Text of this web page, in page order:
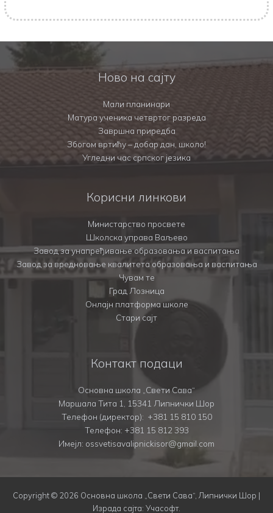
Ново на сајту
Мали планинари
Матура ученика четвртог разреда
Завршна приредба
Збогом вртићу – добар дан, школо!
Угледни час српског језика
Корисни линкови
Министарство просвете
Школска управа Ваљево
Завод за унапређивање образовања и васпитања
Завод за вредновање квалитета образовања и васпитања
Чувам те
Град Лозница
Онлајн платформа школе
Стари сајт
Контакт подаци
Основна школа „Свети Сава“
Маршала Тита 1, 15341 Липнички Шор
Телефон (директор): +381 15 810 150
Телефон: +381 15 812 393
Имејл: ossvetisavalipnickisor@gmail.com
Copyright © 2026 Основна школа „Свети Сава“, Липнички Шор |
Израда сајта: Учасофт.